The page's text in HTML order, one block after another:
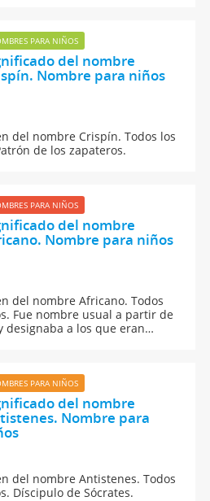
PARA NIÑOS
del nombre
Nombre para niños
del nombre Crispín. Todos los
de los zapateros.
PARA NIÑOS
del nombre
Nombre para niños
del nombre Africano. Todos
Fue nombre usual a partir de
designaba a los que eran
PARA NIÑOS
del nombre
Nombre para
del nombre Antistenes. Todos
Díscipulo de Sócrates.